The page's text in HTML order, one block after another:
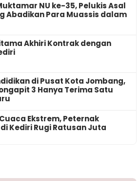
NU ke-35, Pelukis Asal
Abadikan Para Muassis dalam
Akhiri Kontrak dengan
di Pusat Kota Jombang,
3 Hanya Terima Satu
Ekstrem, Peternak
Kediri Rugi Ratusan Juta